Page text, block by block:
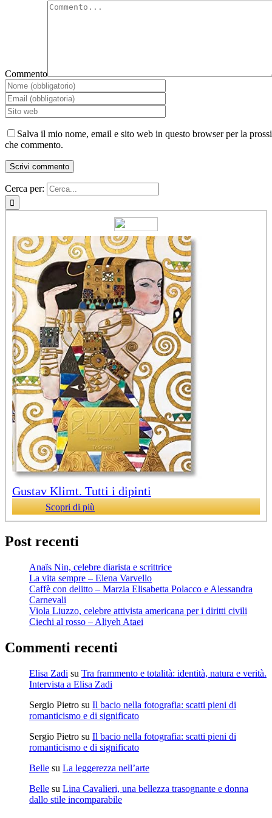
Commento
Salva il mio nome, email e sito web in questo browser per la
che commento.
Cerca per:
Gustav Klimt. Tutti i dipinti
Scopri di più
Post recenti
Anaïs Nin, celebre diarista e scrittrice
La vita sempre – Elena Varvello
Caffè con delitto – Marzia Elisabetta Polacco e Alessandra
Carnevali
Viola Liuzzo, celebre attivista americana per i diritti civili
Ciechi al rosso – Aliyeh Ataei
Commenti recenti
Elisa Zadi su Tra frammento e totalità: identità, natura e verità.
Intervista a Elisa Zadi
Sergio Pietro su Il bacio nella fotografia: scatti pieni di
romanticismo e di significato
Sergio Pietro su Il bacio nella fotografia: scatti pieni di
romanticismo e di significato
Belle su La leggerezza nell’arte
Belle su Lina Cavalieri, una bellezza trasognante e donna
dallo stile incomparabile